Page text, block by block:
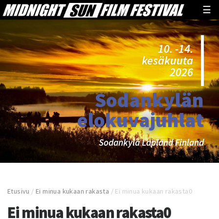
☰
10. -14.
kesäkuuta
2026
Sodankylän
elokuvajuhlat
Sodankylä Lapland Finland
Etusivu /Ei minua kukaan rakasta / Ei minua kukaan rakasta0
Ei minua kukaan rakasta0